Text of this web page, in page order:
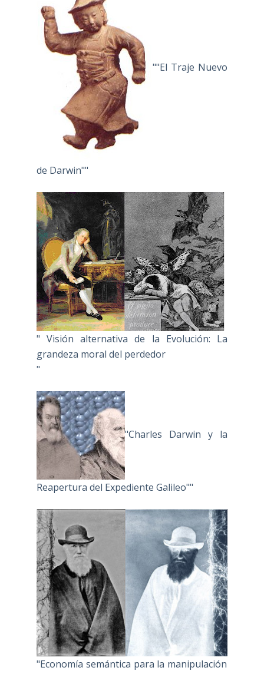
""El Traje Nuevo
de Darwin""
" Visión alternativa de la Evolución: La
grandeza moral del perdedor
"
"Charles Darwin y la
Reapertura del Expediente Galileo""
"Economía semántica para la manipulación